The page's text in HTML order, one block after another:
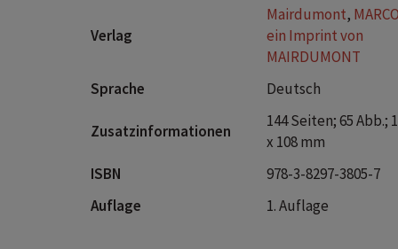
Erlebe
für
lecken
Verlag
Mairdumont,
ein Imprint von
MAIRDUMONT
Sprache
Deutsch
Zusatzinformationen
144 Seiten; 65 Abb.;
x 108 mm
ISBN
978-3-8297-3805-7
Auflage
1. Auflage